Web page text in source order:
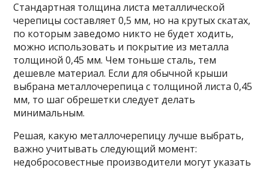
Стандартная толщина листа металлической
черепицы составляет 0,5 мм, но на крутых скатах,
по которым заведомо никто не будет ходить,
можно использовать и покрытие из металла
толщиной 0,45 мм. Чем тоньше сталь, тем
дешевле материал. Если для обычной крыши
выбрана металлочерепица с толщиной листа 0,45
мм, то шаг обрешетки следует делать
минимальным.
Решая, какую металлочерепицу лучше выбрать,
важно учитывать следующий момент:
недобросовестные производители могут указать